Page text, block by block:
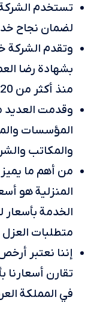
تستخدم
لضمان نجاح
وتقدم الشركة
بشهادة رضا
منذ أكثر من 20 عاما.
وقدمت العديد
المؤسسات
والمكاتب
من أهم ما
المنزلية هو
الخدمة بأسعار
متطلبات
إننا نعتبر
تقارن
في المملكة